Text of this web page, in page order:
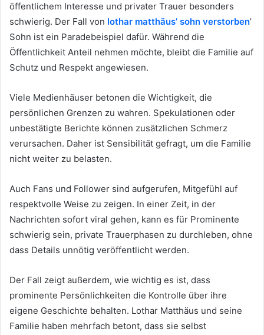
öffentlichem Interesse und privater Trauer besonders
schwierig. Der Fall von lothar matthäus’ sohn verstorben’
Sohn ist ein Paradebeispiel dafür. Während die
Öffentlichkeit Anteil nehmen möchte, bleibt die Familie auf
Schutz und Respekt angewiesen.
Viele Medienhäuser betonen die Wichtigkeit, die
persönlichen Grenzen zu wahren. Spekulationen oder
unbestätigte Berichte können zusätzlichen Schmerz
verursachen. Daher ist Sensibilität gefragt, um die Familie
nicht weiter zu belasten.
Auch Fans und Follower sind aufgerufen, Mitgefühl auf
respektvolle Weise zu zeigen. In einer Zeit, in der
Nachrichten sofort viral gehen, kann es für Prominente
schwierig sein, private Trauerphasen zu durchleben, ohne
dass Details unnötig veröffentlicht werden.
Der Fall zeigt außerdem, wie wichtig es ist, dass
prominente Persönlichkeiten die Kontrolle über ihre
eigene Geschichte behalten. Lothar Matthäus und seine
Familie haben mehrfach betont, dass sie selbst